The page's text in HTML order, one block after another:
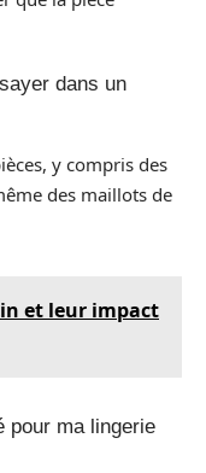
dans un
y compris des
des maillots de
et leur impact
pour ma lingerie